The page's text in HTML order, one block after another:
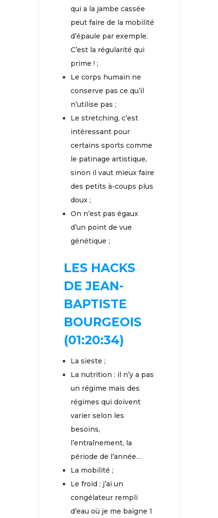
qui a la jambe cassée
peut faire de la mobilité
d’épaule par exemple.
C’est la régularité qui
prime ! ;
Le corps humain ne
conserve pas ce qu’il
n’utilise pas ;
Le stretching, c’est
intéressant pour
certains sports comme
le patinage artistique,
sinon il vaut mieux faire
des petits à-coups plus
doux ;
On n’est pas égaux
d’un point de vue
génétique ;
LES HACKS
DE JEAN-
BAPTISTE
BOURGEOIS
(01:20:34)
La sieste ;
La nutrition : il n’y a pas
un régime mais des
régimes qui doivent
varier selon les
besoins,
l’entraînement, la
période de l’année…
La mobilité ;
Le froid : j’ai un
congélateur rempli
d’eau où je me baigne 1